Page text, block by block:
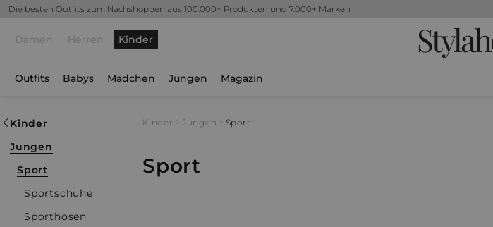
Die besten Outfits zum Nachshoppen aus 100.000+ Produkten und 7.000+ Marken
Damen Herren Kinder
Outfits Babys Mädchen Jungen Magazin
Kinder
Jungen
Sport
Sportschuhe
Sporthosen
Kinder Jungen Sport
Sport